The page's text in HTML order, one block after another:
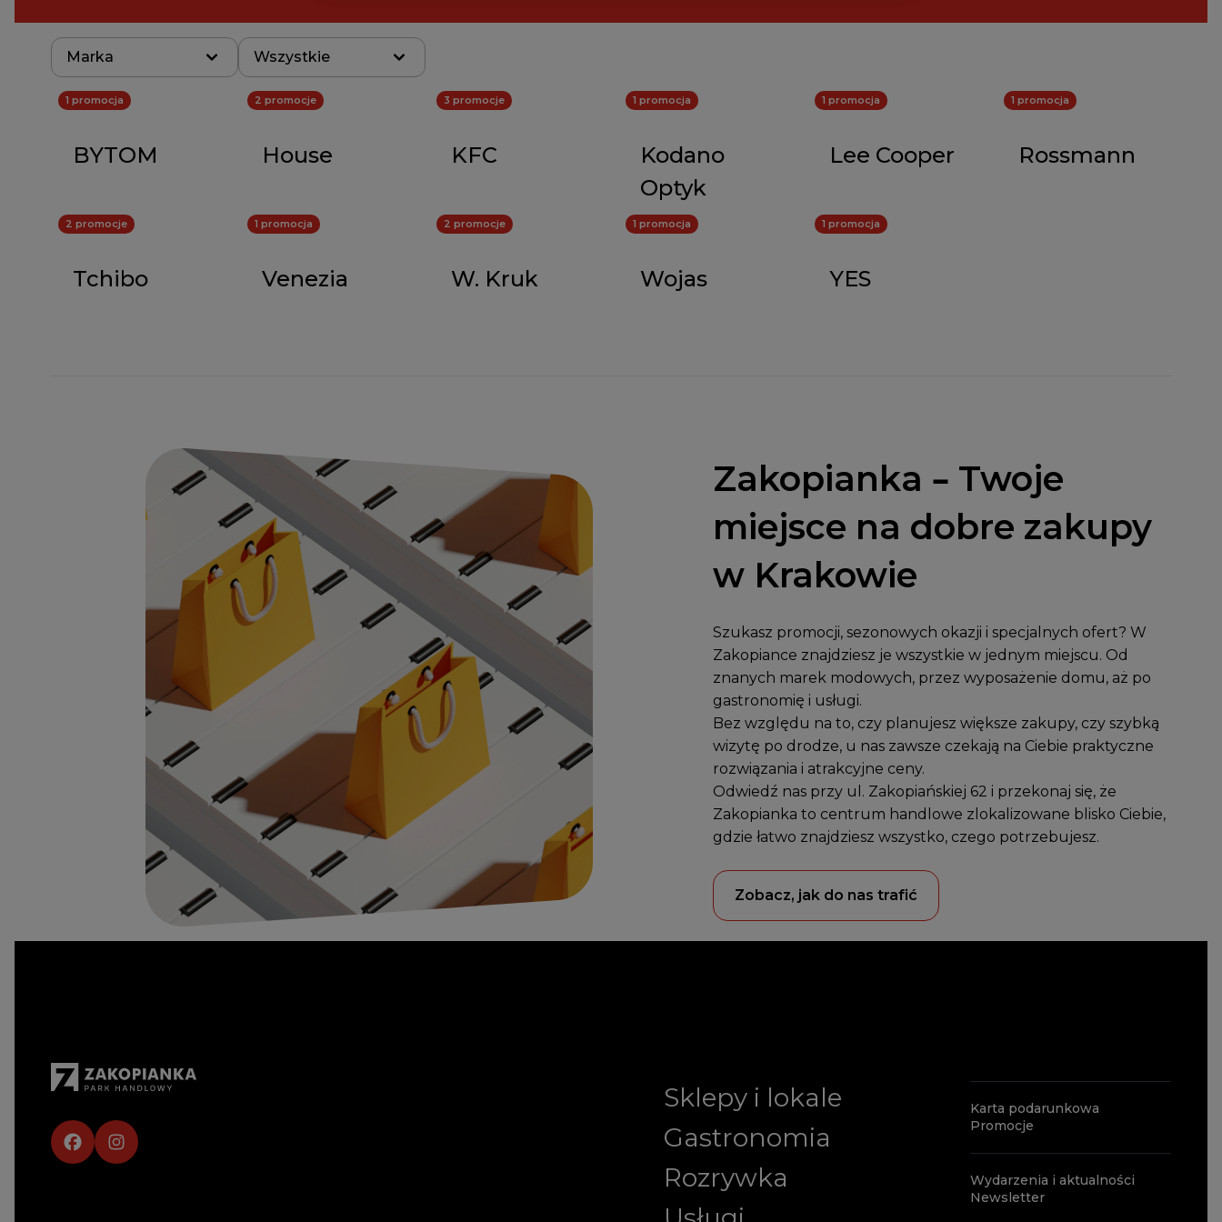
Marka Wszystkie
1 promocja
BYTOM
2 promocje
House
3 promocje
KFC
1 promocja
Kodano
Optyk
1 promocja
Lee Cooper
1 promocja
Rossmann
2 promocje
Tchibo
1 promocja
Venezia
2 promocje
W. Kruk
1 promocja
Wojas
1 promocja
YES
Zakopianka – Twoje
miejsce na dobre zakupy
w Krakowie
Szukasz promocji, sezonowych okazji i specjalnych ofert? W
Zakopiance znajdziesz je wszystkie w jednym miejscu. Od
znanych marek modowych, przez wyposażenie domu, aż po
gastronomię i usługi.
Bez względu na to, czy planujesz większe zakupy, czy szybką
wizytę po drodze, u nas zawsze czekają na Ciebie praktyczne
rozwiązania i atrakcyjne ceny.
Odwiedź nas przy ul. Zakopiańskiej 62 i przekonaj się, że
Zakopianka to centrum handlowe zlokalizowane blisko Ciebie,
gdzie łatwo znajdziesz wszystko, czego potrzebujesz.
Zobacz, jak do nas trafić
Sklepy i lokale
Gastronomia
Rozrywka
Karta podarunkowa
Promocje
Wydarzenia i aktualności
Newsletter